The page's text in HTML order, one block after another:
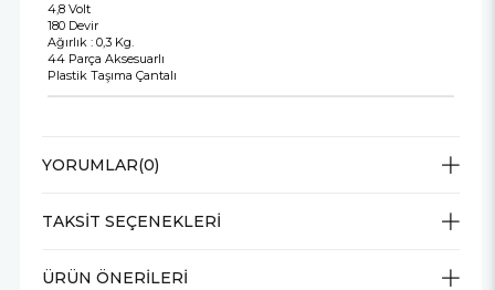
4,8 Volt
180 Devir
Ağırlık : 0,3 Kg.
44 Parça Aksesuarlı
Plastik Taşıma Çantalı
YORUMLAR(0)
TAKSIT SEÇENEKLERI
ÜRÜN ÖNERILERI